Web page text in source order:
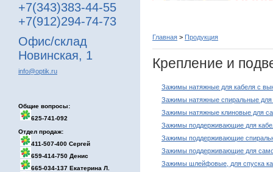
+7(343)383-44-55
+7(912)294-74-73
Офис/склад
Новинская, 1
info@optik.ru
Общие вопросы:
625-741-092
Отдел продаж:
411-507-400 Сергей
659-414-750 Денис
665-034-137 Екатерина Л.
Главная > Продукция
Крепление и
Зажимы натяжные для кабеля с
Зажимы натяжные спиральные для
Зажимы натяжные клиновые для
Зажимы поддерживающие для
Зажимы поддерживающие
Зажимы поддерживающие для
Зажимы шлейфовые, для спуска